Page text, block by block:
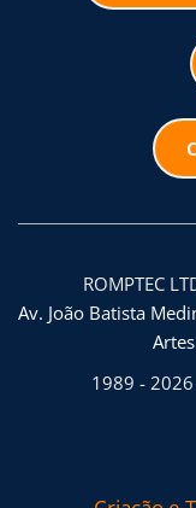
ROMPTEC
Av. João Batista
1989 -